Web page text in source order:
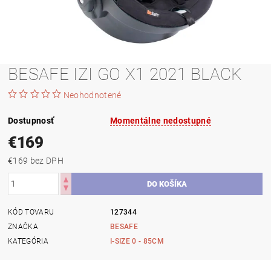
BESAFE IZI GO X1 2021 BLACK
Neohodnotené
Dostupnosť Momentálne nedostupné
€169
€169 bez DPH
KÓD TOVARU
127344
ZNAČKA
BESAFE
KATEGÓRIA
I-SIZE 0 - 85CM